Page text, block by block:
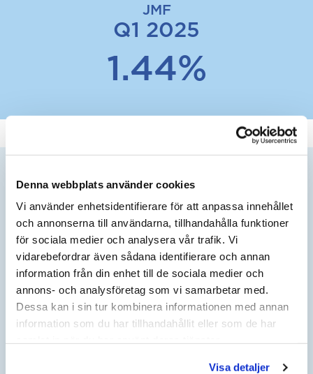
Denna webbplats använder cookies
Vi använder enhetsidentifierare för att anpassa innehållet
och annonserna till användarna, tillhandahålla funktioner
för sociala medier och analysera vår trafik. Vi
vidarebefordrar även sådana identifierare och annan
information från din enhet till de sociala medier och
annons- och analysföretag som vi samarbetar med.
Dessa kan i sin tur kombinera informationen med annan
information som du har tillhandahållit eller som de har
Visa detaljer
JMF
Q1 2025
1.44%
BERÄKNA INDEX
AKTUELLT ÅR AKTUELLT KVARTAL
JÄMFÖRELSEÅR JÄMFÖRELSE KVARTAL
NYTT KONTRAKTSPRIS EFTER HÖJNING KOMMER ATT